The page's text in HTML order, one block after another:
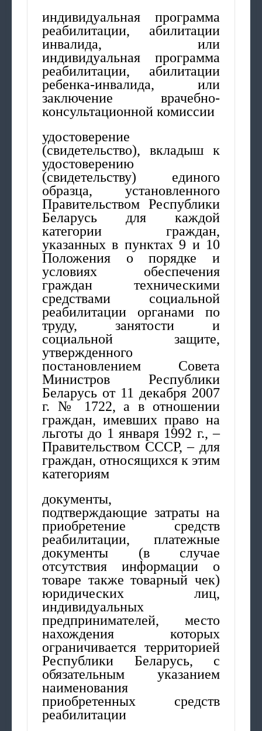
индивидуальная программа
реабилитации, абилитации
инвалида, или
индивидуальная программа
реабилитации, абилитации
ребенка-инвалида, или
заключение врачебно-
консультационной комиссии
удостоверение
(свидетельство), вкладыш к
удостоверению
(свидетельству) единого
образца, установленного
Правительством Республики
Беларусь для каждой
категории граждан,
указанных в пунктах 9 и 10
Положения о порядке и
условиях обеспечения
граждан техническими
средствами социальной
реабилитации органами по
труду, занятости и
социальной защите,
утвержденного
постановлением Совета
Министров Республики
Беларусь от 11 декабря 2007
г. № 1722, а в отношении
граждан, имевших право на
льготы до 1 января 1992 г., –
Правительством СССР, – для
граждан, относящихся к этим
категориям
документы,
подтверждающие затраты на
приобретение средств
реабилитации, платежные
документы (в случае
отсутствия информации о
товаре также товарный чек)
юридических лиц,
индивидуальных
предпринимателей, место
нахождения которых
ограничивается территорией
Республики Беларусь, с
обязательным указанием
наименования
приобретенных средств
реабилитации